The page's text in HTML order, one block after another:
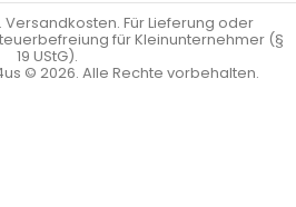
Für Lieferung oder
für Kleinunternehmer (§
19 UStG).
© 2026. Alle Rechte vorbehalten.